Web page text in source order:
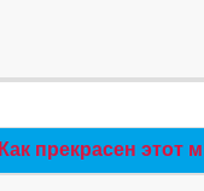
Как прекрасен этот